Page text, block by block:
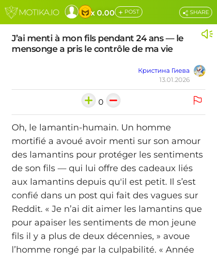
x 0.00 + POST
J’ai menti à mon fils pendant 24 ans — le
mensonge a pris le contrôle de ma vie
Кристина Гиева
13.01.2026
SHARE
0
Oh, le lamantin-humain. Un homme
mortifié a avoué avoir menti sur son amour
des lamantins pour protéger les sentiments
de son fils — qui lui offre des cadeaux liés
aux lamantins depuis qu'il est petit. Il s’est
confié dans un post qui fait des vagues sur
Reddit. « Je n’ai dit aimer les lamantins que
pour apaiser les sentiments de mon jeune
fils il y a plus de deux décennies, » avoue
l’homme rongé par la culpabilité. « Année